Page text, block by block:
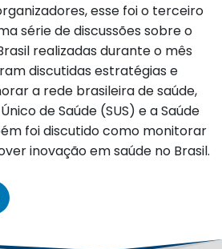
esse foi o terceiro
série de discussões sobre o
realizadas durante o mês
discutidas estratégias e
a rede brasileira de saúde,
de Saúde (SUS) e a Saúde
foi discutido como monitorar
inovação em saúde no Brasil.